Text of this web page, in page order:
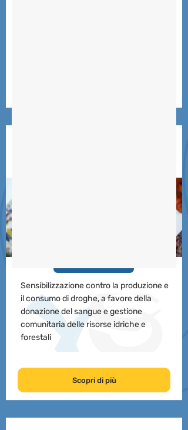
Sensibilizzazione contro la produzione e
il consumo di droghe, a favore della
donazione del sangue e gestione
comunitaria delle risorse idriche e
forestali
Scopri di più